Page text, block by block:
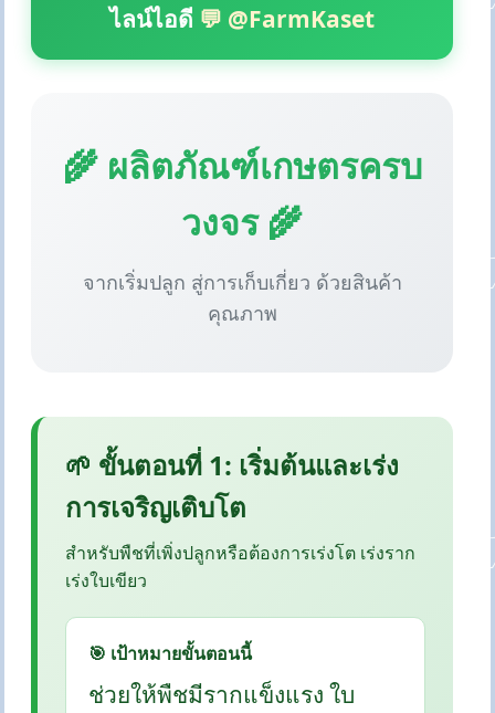
ไลน์ไอดี 💬 @FarmKaset
🌾 ผลิตภัณฑ์เกษตรครบ
วงจร 🌾
จากเริ่มปลูก สู่การเก็บเกี่ยว ด้วยสินค้า
คุณภาพ
🌱 ขั้นตอนที่ 1: เริ่มต้นและเร่ง
การเจริญเติบโต
สำหรับพืชที่เพิ่งปลูกหรือต้องการเร่งโต เร่งราก
เร่งใบเขียว
🎯 เป้าหมายขั้นตอนนี้
ช่วยให้พืชมีรากแข็งแรง ใบ